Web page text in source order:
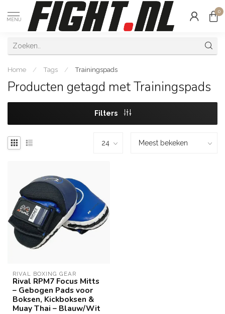
MENU
0
Home / Tags / Trainingspads
Producten getagd met Trainingspads
Filters
RIVAL BOXING GEAR
Rival RPM7 Focus Mitts
– Gebogen Pads voor
Boksen, Kickboksen &
Muay Thai – Blauw/Wit